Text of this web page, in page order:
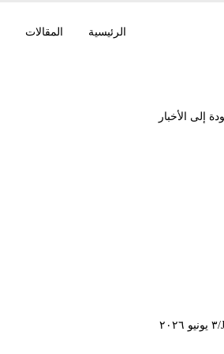
الرئيسية المقالات
إلى الأخبار
/٣ يونيو ٢٠٢٦